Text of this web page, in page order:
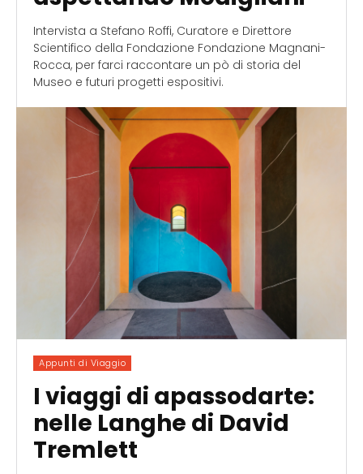
Intervista a Stefano Roffi, Curatore e Direttore
Scientifico della Fondazione Fondazione Magnani-
Rocca, per farci raccontare un pò di storia del
Museo e futuri progetti espositivi.
Appunti di Viaggio
I viaggi di apassodarte:
nelle Langhe di David
Tremlett